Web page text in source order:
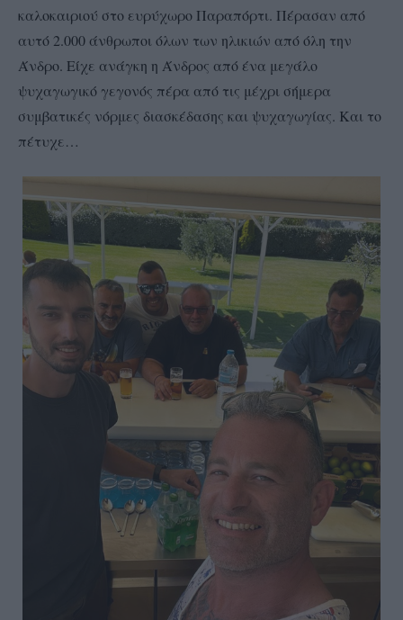
καλοκαιριού στο ευρύχωρο Παραπόρτι. Πέρασαν από
αυτό 2.000 άνθρωποι όλων των ηλικιών από όλη την
Άνδρο. Είχε ανάγκη η Άνδρος από ένα μεγάλο
ψυχαγωγικό γεγονός πέρα από τις μέχρι σήμερα
συμβατικές νόρμες διασκέδασης και ψυχαγωγίας. Και το
πέτυχε…